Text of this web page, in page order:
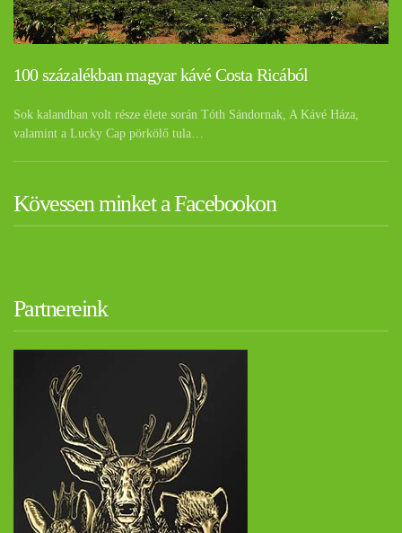
100 százalékban magyar kávé Costa Ricából
Sok kalandban volt része élete során Tóth Sándornak, A Kávé Háza,
valamint a Lucky Cap pörkölő tula…
Kövessen minket a Facebookon
Partnereink